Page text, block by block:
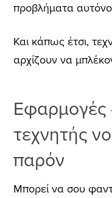
προβλήματα
Και κάπως έτσι,
αρχίζουν να
Εφαρμογές
τεχνητής
παρόν
Μπορεί να σου